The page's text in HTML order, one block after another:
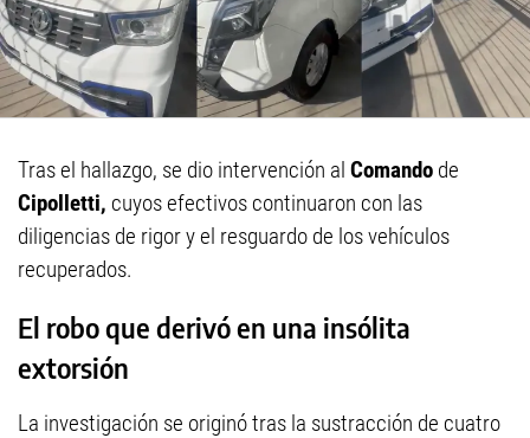
Tras el hallazgo, se dio intervención al Comando de
Cipolletti, cuyos efectivos continuaron con las
diligencias de rigor y el resguardo de los vehículos
recuperados.
El robo que derivó en una insólita
extorsión
La investigación se originó tras la sustracción de cuatro